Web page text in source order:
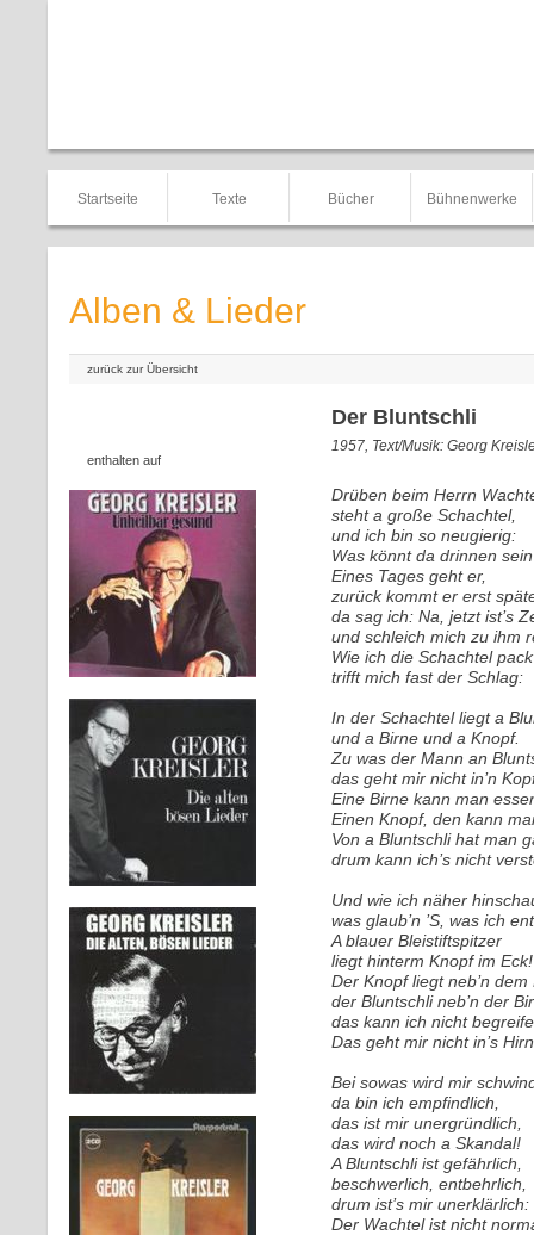
Startseite Texte Bücher Bühnenwerke
Alben & Lieder
zurück zur Übersicht
enthalten auf
Der Bluntschli
1957, Text/Musik: Georg
Drüben beim Herrn
steht a große Schachtel,
und ich bin so neugierig:
Was könnt da drinnen
Eines Tages geht er,
zurück kommt er erst
da sag ich: Na, jetzt ist’s
und schleich mich zu ihm
Wie ich die Schachtel
trifft mich fast der Schlag:
In der Schachtel liegt a
und a Birne und a Knopf.
Zu was der Mann an
das geht mir nicht in’n
Eine Birne kann man
Einen Knopf, den kann
Von a Bluntschli hat man
drum kann ich’s nicht
Und wie ich näher
was glaub’n ’S, was ich
A blauer Bleistiftspitzer
liegt hinterm Knopf im Eck!
Der Knopf liegt neb’n dem
der Bluntschli neb’n der
das kann ich nicht
Das geht mir nicht in’s
Bei sowas wird mir
da bin ich empfindlich,
das ist mir unergründlich,
das wird noch a Skandal!
A Bluntschli ist gefährlich,
beschwerlich, entbehrlich,
drum ist’s mir unerklärlich:
Der Wachtel ist nicht